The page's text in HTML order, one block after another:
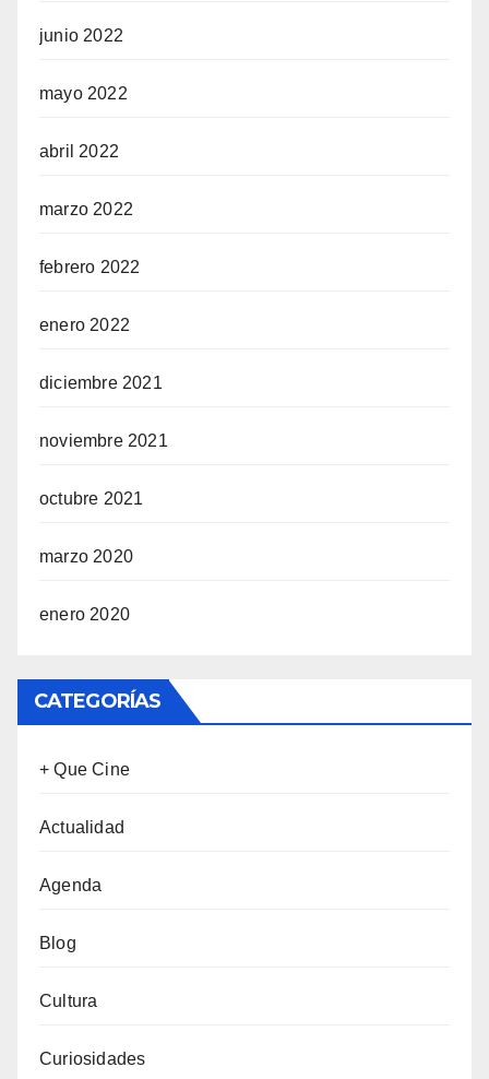
junio 2022
mayo 2022
abril 2022
marzo 2022
febrero 2022
enero 2022
diciembre 2021
noviembre 2021
octubre 2021
marzo 2020
enero 2020
CATEGORÍAS
+ Que Cine
Actualidad
Agenda
Blog
Cultura
Curiosidades